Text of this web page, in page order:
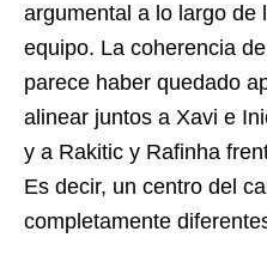
argumental a lo largo de
equipo. La coherencia
parece haber quedado
alinear juntos a Xavi e
y a Rakitic y Rafinha
Es decir, un centro del
completamente